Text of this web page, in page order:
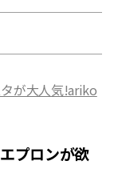
タが大人気!ariko
プロンが欲